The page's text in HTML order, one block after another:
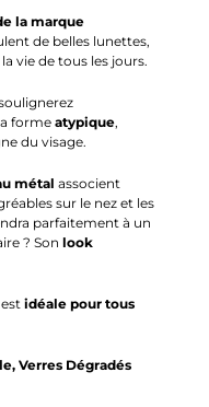
la marque
de belles lunettes,
vie de tous les jours.
forme atypique,
du visage.
métal associent
sur le nez et les
parfaitement à un
? Son look
idéale pour tous
Verres Dégradés